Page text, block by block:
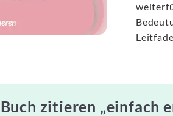
Buch zitieren „einfach